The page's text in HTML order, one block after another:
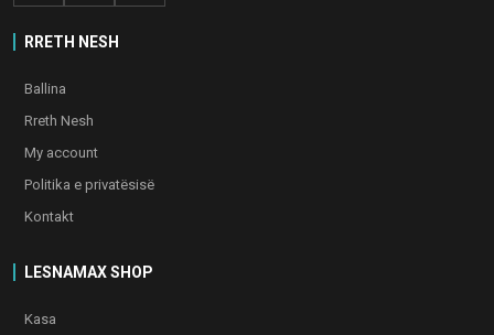
RRETH NESH
Ballina
Rreth Nesh
My account
Politika e privatësisë
Kontakt
LESNAMAX SHOP
Kasa